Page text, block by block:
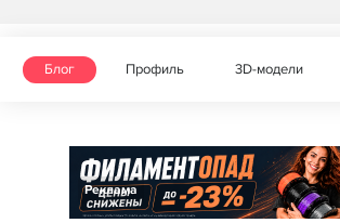
Блог Профиль 3D-модели
Реклама